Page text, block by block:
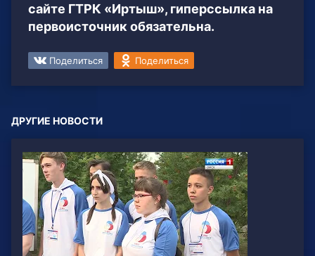
сайте ГТРК «Иртыш», гиперссылка на
первоисточник обязательна.
Поделиться Поделиться
ДРУГИЕ НОВОСТИ